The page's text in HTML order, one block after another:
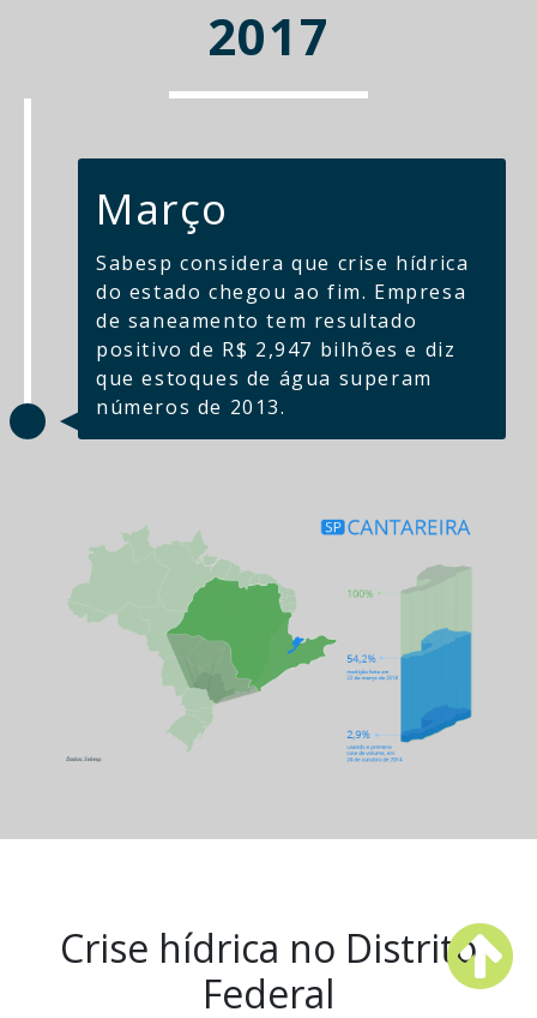
2017
Março
Sabesp considera que crise hídrica
do estado chegou ao fim. Empresa
de saneamento tem resultado
positivo de R$ 2,947 bilhões e diz
que estoques de água superam
números de 2013.
Crise hídrica no Distrito
Federal